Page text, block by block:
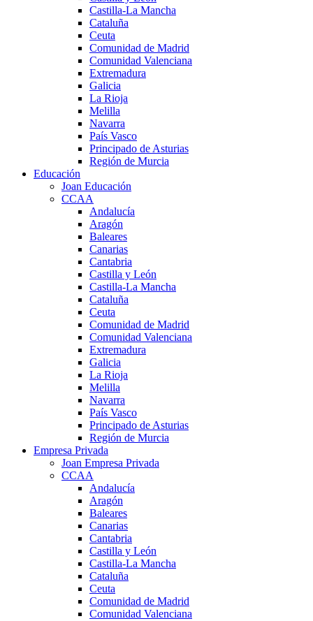
Castilla-La Mancha
Cataluña
Ceuta
Comunidad de Madrid
Comunidad Valenciana
Extremadura
Galicia
La Rioja
Melilla
Navarra
País Vasco
Principado de Asturias
Región de Murcia
Educación
Joan Educación
CCAA
Andalucía
Aragón
Baleares
Canarias
Cantabria
Castilla y León
Castilla-La Mancha
Cataluña
Ceuta
Comunidad de Madrid
Comunidad Valenciana
Extremadura
Galicia
La Rioja
Melilla
Navarra
País Vasco
Principado de Asturias
Región de Murcia
Empresa Privada
Joan Empresa Privada
CCAA
Andalucía
Aragón
Baleares
Canarias
Cantabria
Castilla y León
Castilla-La Mancha
Cataluña
Ceuta
Comunidad de Madrid
Comunidad Valenciana